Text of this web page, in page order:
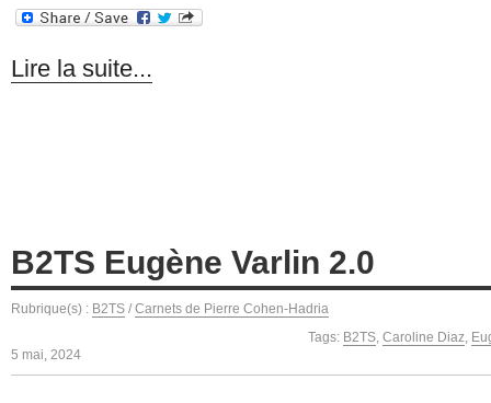
Lire la suite...
B2TS Eugène Varlin 2.0
Rubrique(s) : B2TS / Carnets de Pierre Cohen-Hadria
Tags: B2TS Caroline Diaz
5 mai, 2024